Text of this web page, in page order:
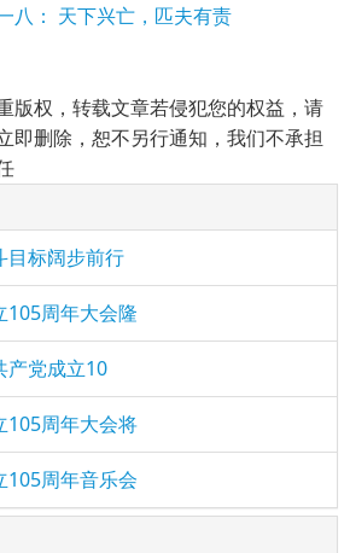
八： 天下兴亡，匹夫有责
版权，转载文章若侵犯您的权益，请
即删除，恕不另行通知，我们不承担
目标阔步前行
105周年大会隆
产党成立10
105周年大会将
105周年音乐会